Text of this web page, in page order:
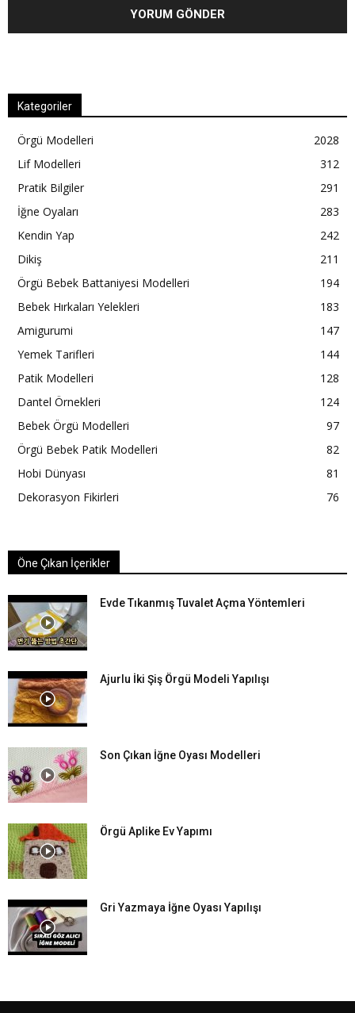
Kategoriler
Örgü Modelleri
2028
Lif Modelleri
312
Pratik Bilgiler
291
İğne Oyaları
283
Kendin Yap
242
Dikiş
211
Örgü Bebek Battaniyesi Modelleri
194
Bebek Hırkaları Yelekleri
183
Amigurumi
147
Yemek Tarifleri
144
Patik Modelleri
128
Dantel Örnekleri
124
Bebek Örgü Modelleri
97
Örgü Bebek Patik Modelleri
82
Hobi Dünyası
81
Dekorasyon Fikirleri
76
Öne Çıkan İçerikler
Evde Tıkanmış Tuvalet Açma Yöntemleri
Ajurlu İki Şiş Örgü Modeli Yapılışı
Son Çıkan İğne Oyası Modelleri
Örgü Aplike Ev Yapımı
Gri Yazmaya İğne Oyası Yapılışı